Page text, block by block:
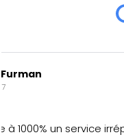
AB car bravo pour